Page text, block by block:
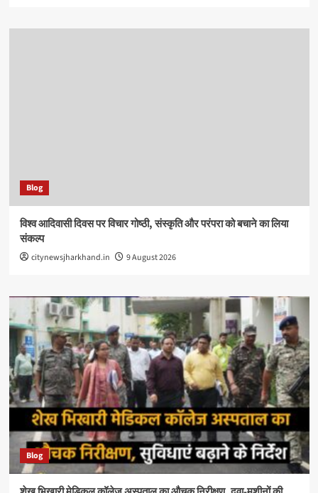
Blog
विश्व आदिवासी दिवस पर विचार गोष्ठी, संस्कृति और परंपरा को बचाने का लिया
संकल्प
citynewsjharkhand.in 9 August 2026
Blog